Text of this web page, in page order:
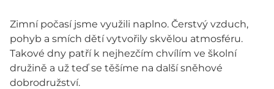
Zimní počasí jsme využili naplno. Čerstvý vzduch,
pohyb a smích dětí vytvořily skvělou atmosféru.
Takové dny patří k nejhezčím chvílím ve školní
družině a už teď se těšíme na další sněhové
dobrodružství.